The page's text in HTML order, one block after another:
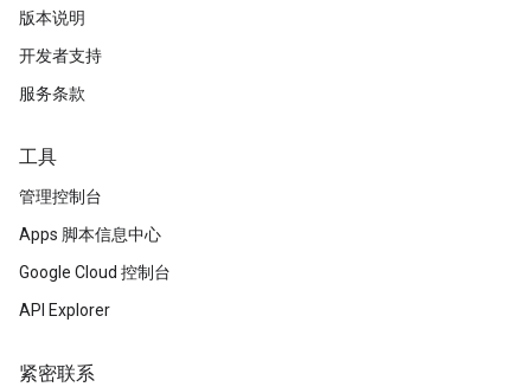
版本说明
开发者支持
服务条款
工具
管理控制台
Apps 脚本信息中心
Google Cloud 控制台
API Explorer
紧密联系